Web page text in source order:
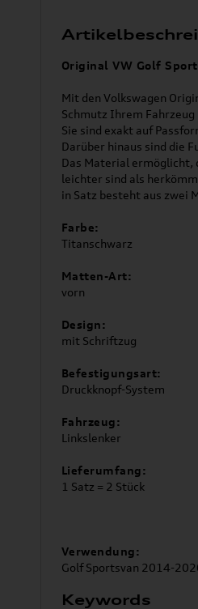
Original VW Golf
Mit den Volkswagen
Schmutz Ihrem
Sie sind exakt auf
Darüber hinaus sind die
Das Material
leichter sind als
in Satz besteht aus zwei
Farbe:
Titanschwarz
Matten-Art:
vorn
Design:
mit Schriftzug
Befestigungsart:
Druckknopf-System
Fahrzeug:
Linkslenker
Lieferumfang:
1 Satz = 2 Stück
Verwendung:
Golf Sportsvan 2014-
Keywords